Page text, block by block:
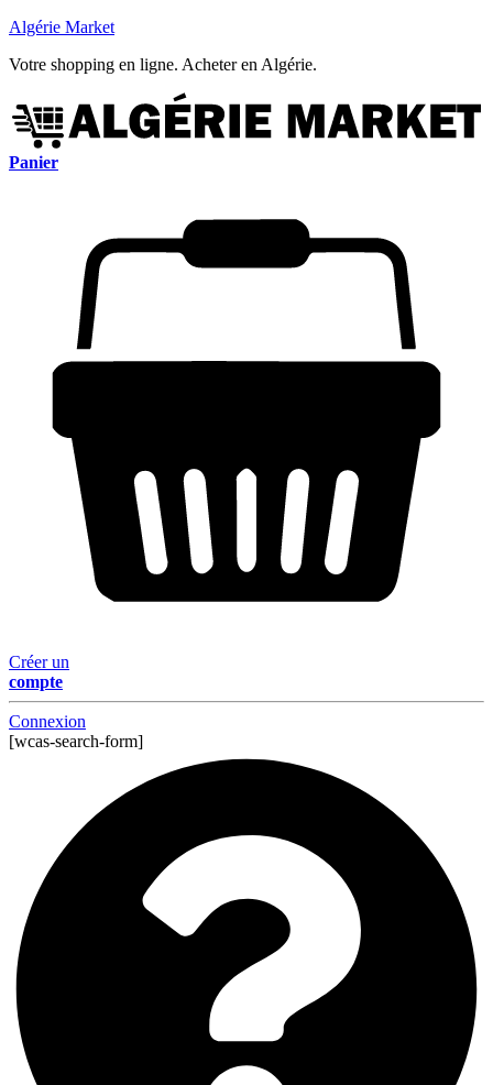
Algérie Market
Votre shopping en ligne. Acheter en Algérie.
Panier
Créer un
compte
Connexion
[wcas-search-form]